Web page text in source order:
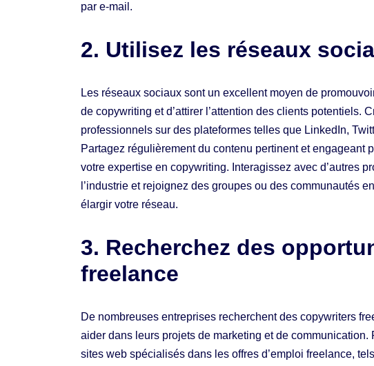
par e-mail.
2. Utilisez les réseaux
Les réseaux sociaux sont un excellent moyen de
de copywriting et d’attirer l’attention des clients potentiels.
professionnels sur des plateformes telles que LinkedIn,
Partagez régulièrement du contenu pertinent et engageant
votre expertise en copywriting. Interagissez avec d’autres
l’industrie et rejoignez des groupes ou des communautés
élargir votre réseau.
3. Recherchez des
freelance
De nombreuses entreprises recherchent des copywriters
aider dans leurs projets de marketing et de communication.
sites web spécialisés dans les offres d’emploi freelance,